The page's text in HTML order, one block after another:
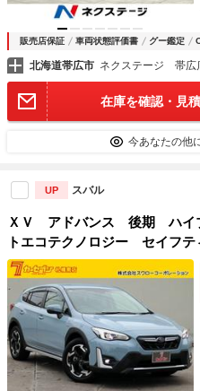
販売店保証 車両状態評価書 グー鑑定
北海道帯広市 ネクステージ 帯広
在庫を確認・見
今あなたの他
UP スバル
ＸＶ アドバンス 後期 ハイ
トエコテクノロジー セイフ
ー付パワーシート ハーフレ
ム ＡＷＤ ＬＥＤヘッドライ